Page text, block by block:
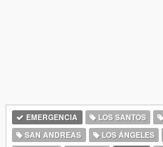
EMERGENCIA LOS SANTOS
SAN ANDREAS
LOS ÁNGELES